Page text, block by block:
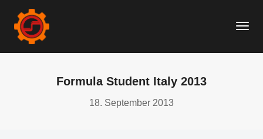
Formula Student Italy 2013
18. September 2013